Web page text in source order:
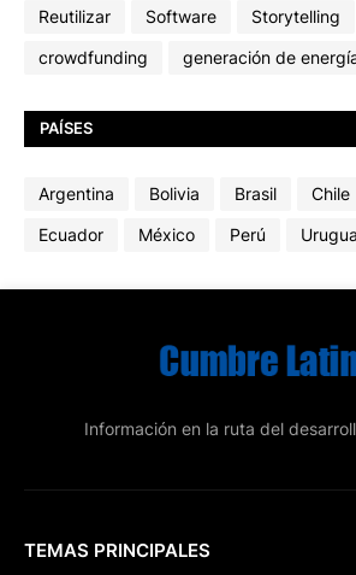
Reutilizar
Software Storytelling
crowdfunding
generación de
PAÍSES
Argentina Bolivia Brasil Chile
Ecuador
México Perú
Información en la ruta del
TEMAS PRINCIPALES